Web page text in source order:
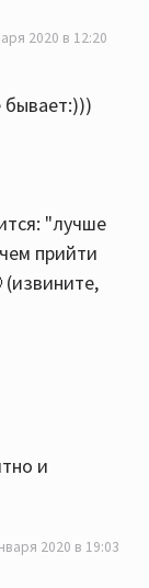
2020 в 12:20
бывает:)))
"лучше
прийти
и
2020 в 19:03